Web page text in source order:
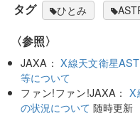
タグ ひとみ
〈参照〉
JAXA：X線天文衛星
等について
ファン!ファン!JAXA：X
の状況について 随時更新